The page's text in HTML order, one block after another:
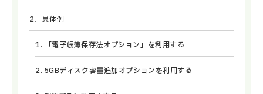
2．具体例
1. 「電子帳簿保存法オプション」を利用する
2. 5GBディスク容量追加オプションを利用する